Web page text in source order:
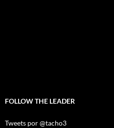
FOLLOW THE LEADER
Tweets por @tacho3